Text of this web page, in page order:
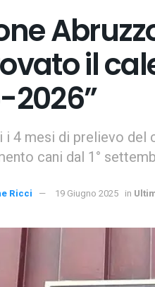
il
2026”
i 4 mesi di prelievo del
cani dal 1°
Ricci 19 Giugno 2025 in